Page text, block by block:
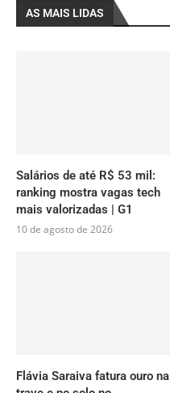
AS MAIS LIDAS
Salários de até R$ 53 mil:
ranking mostra vagas tech
mais valorizadas | G1
10 de agosto de 2026
Flávia Saraiva fatura ouro na